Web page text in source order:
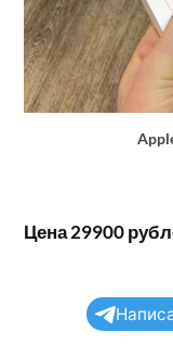
Цена 29900